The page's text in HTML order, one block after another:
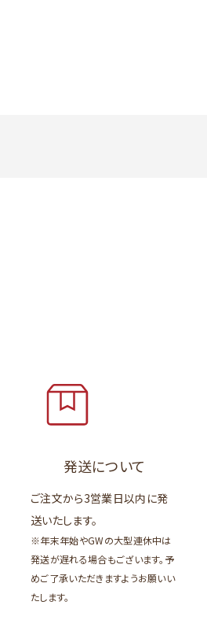
発送について
ご注文から3営業日以内に発
送いたします。
※年末年始やGWの大型連休中は
発送が遅れる場合もございます。予
めご了承いただきますようお願いい
たします。